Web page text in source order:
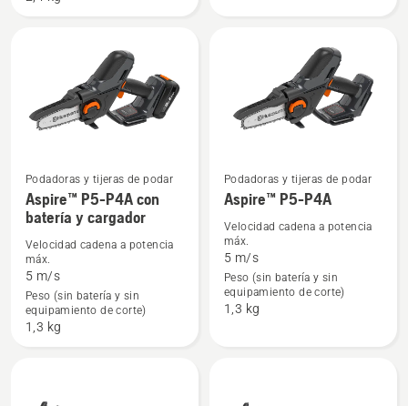
batería
Ver
más
detalles
sobre
Aspire™
P5-
P4A
Podadoras y tijeras de podar
Aspire™ P5-P4A con
batería y cargador
Velocidad cadena a potencia
máx.
5 m/s
Peso (sin batería y sin
equipamiento de corte)
1,3 kg
Ver
más
detalles
sobre
Aspire™
P5-
Podadoras y tijeras de podar
Aspire™ P5-P4A
Velocidad cadena a potencia
máx.
5 m/s
Peso (sin batería y sin
equipamiento de corte)
1,3 kg